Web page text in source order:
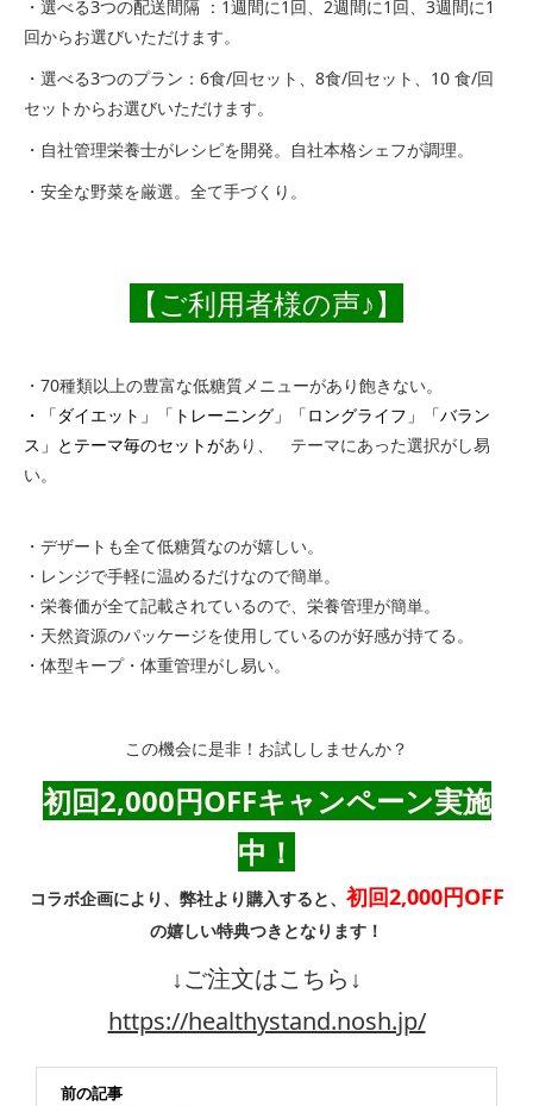
・選べる3つの配送間隔 ： 1週間に1回、2週間に1回、3週間に1
回からお選びいただけます。
・選べる3つのプラン： 6食/回セット、8食/回セット、10 食/回
セットからお選びいただけます。
・自社管理栄養士がレシピを開発。自社本格シェフが調理。
・安全な野菜を厳選。全て手づくり。
【ご利用者様の声♪】
・70種類以上の豊富な低糖質メニューがあり飽きない。
・「ダイエット」「トレーニング」「ロングライフ」「バラン
ス」と テーマ毎のセットがあり、 テーマにあった選択がし易
い。
・デザートも全て低糖質なのが嬉しい。
・レンジで手軽に温めるだけなので簡単。
・栄養価が全て記載されているので、栄養管理が簡単。
・天然資源のパッケージを使用しているのが好感が持てる。
・体型キープ・体重管理がし易い。
この機会に是非！お試ししませんか？
初回2,000円OFFキャンペーン実施
中！
コラボ企画により、弊社より購入すると、 初回2,000円OFF
の嬉しい特典つきとなります！
↓ご注文はこちら↓
https://healthystand.nosh.jp/
前の記事